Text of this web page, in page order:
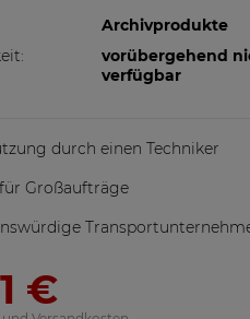
Archivprodukte
vorübergehend
verfügbar
durch einen Techniker
Großaufträge
€